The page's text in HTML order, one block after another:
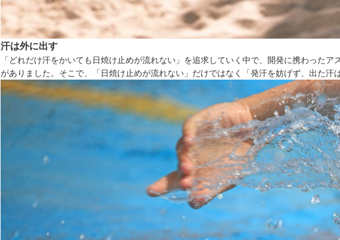
汗は外に出す
「どれだけ汗をかいても日焼け止めが流れない」を追求していく中で、開発に携わった
がありました。そこで、「日焼け止めが流れない」だけではなく「発汗を妨げず、出た汗